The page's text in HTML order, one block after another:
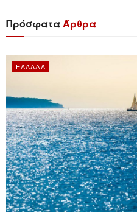
ΠρόσφαταΆρθρα
ΕΛΛΆΔΑ